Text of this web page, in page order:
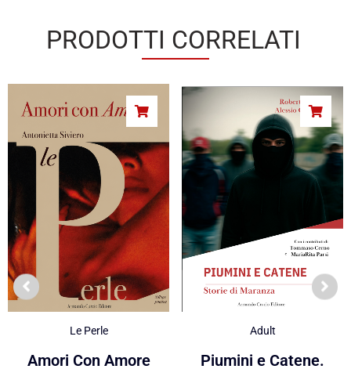
PRODOTTI CORRELATI
Le Perle
Amori Con Amore
Adult
Piumini e Catene.